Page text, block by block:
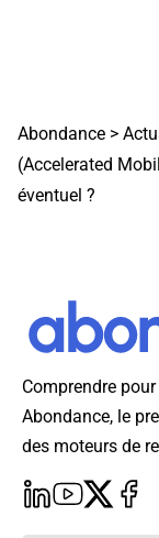
Abondance >
(Accelerated
éventuel ?
Comprendre
Abondance, le
des moteurs de